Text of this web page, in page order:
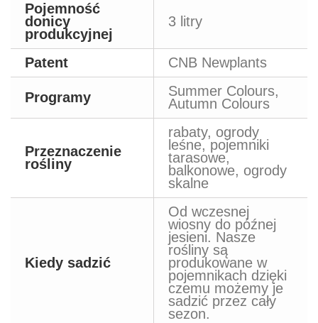
Pojemność
donicy
produkcyjnej
3 litry
Patent CNB Newplants
Programy
Summer Colours,
Autumn Colours
Przeznaczenie
rośliny
rabaty, ogrody
leśne, pojemniki
tarasowe,
balkonowe, ogrody
skalne
Kiedy sadzić
Od wczesnej
wiosny do późnej
jesieni. Nasze
rośliny są
produkowane w
pojemnikach dzięki
czemu możemy je
sadzić przez cały
sezon.